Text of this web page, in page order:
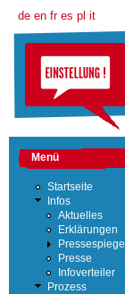
de en fr es pl it
Menü
Startseite
Infos
Aktuelles
Erklärungen
Pressespiegel
Presse
Infoverteiler
Prozess